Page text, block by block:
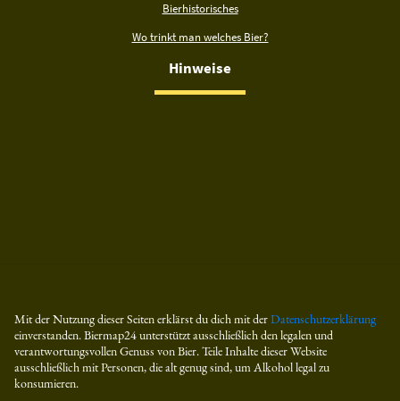
Bierhistorisches
Wo trinkt man welches Bier?
Hinweise
Mit der Nutzung dieser Seiten erklärst du dich mit derDatenschutzerklärung
einverstanden. Biermap24 unterstützt ausschließlich den legalen und
verantwortungsvollen Genuss von Bier. Teile Inhalte dieser Website
ausschließlich mit Personen, die alt genug sind, um Alkohol legal zu
konsumieren.